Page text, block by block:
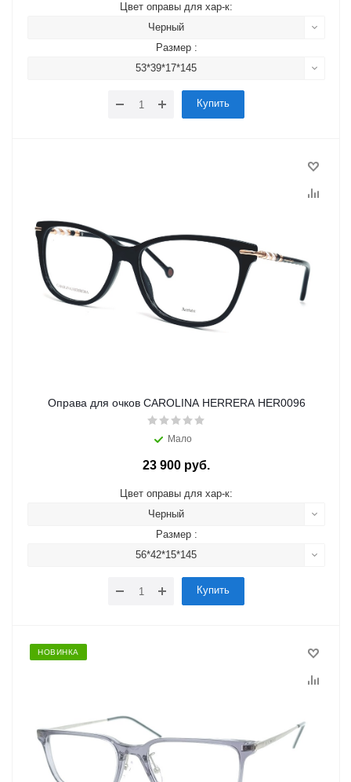
Цвет оправы для хар-к:
Черный
Размер :
53*39*17*145
Купить
Оправа для очков CAROLINA HERRERA HER0096
Мало
23 900 руб.
Цвет оправы для хар-к:
Черный
Размер :
56*42*15*145
Купить
НОВИНКА